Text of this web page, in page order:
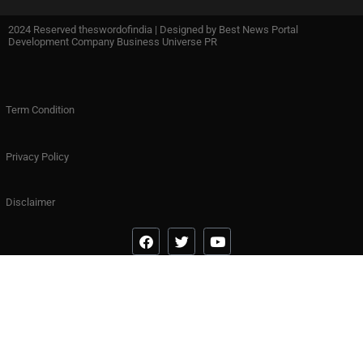
2024 Reserved theswordofindia | Designed by Best News Portal
Development Company Business Universe PR
Term Condition
Privacy Policy
Disclaimer